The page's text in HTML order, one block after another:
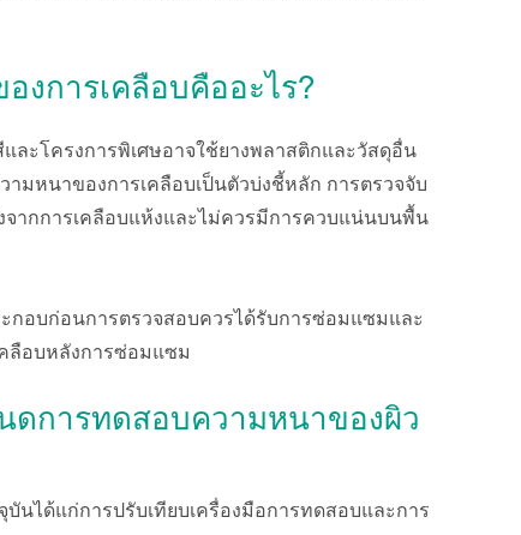
งการเคลือบคืออะไร?
ละโครงการพิเศษอาจใช้ยางพลาสติกและวัสดุอื่น
มหนาของการเคลือบเป็นตัวบ่งชี้หลัก การตรวจจับ
ากการเคลือบแห้งและไม่ควรมีการควบแน่นบนพื้น
อบก่อนการตรวจสอบควรได้รับการซ่อมแซมและ
ลือบหลังการซ่อมแซม
ดการทดสอบความหนาของผิว
นได้แก่การปรับเทียบเครื่องมือการทดสอบและการ